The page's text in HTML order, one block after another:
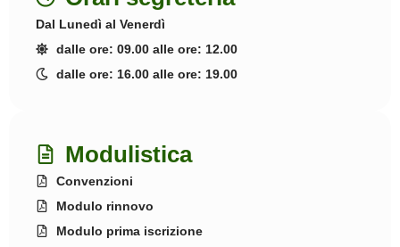
Dal Lunedì al Venerdì
dalle ore: 09.00 alle ore: 12.00
dalle ore: 16.00 alle ore: 19.00
Modulistica
Convenzioni
Modulo rinnovo
Modulo prima iscrizione